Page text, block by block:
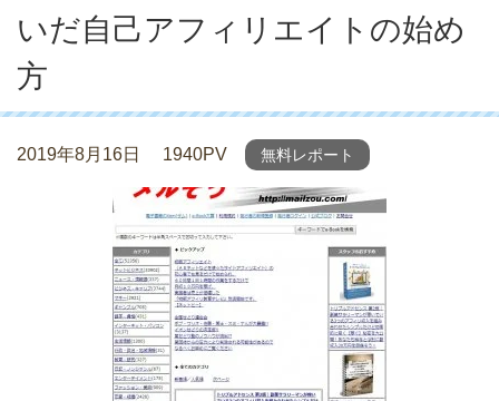
いだ自己アフィリエイトの始め
方
2019年8月16日 1940PV 無料レポート